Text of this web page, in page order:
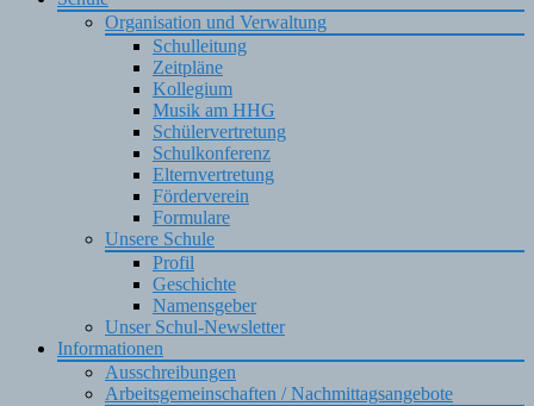
Organisation und Verwaltung
Schulleitung
Zeitpläne
Kollegium
Musik am HHG
Schülervertretung
Schulkonferenz
Elternvertretung
Förderverein
Formulare
Unsere Schule
Profil
Geschichte
Namensgeber
Unser Schul-Newsletter
Informationen
Ausschreibungen
Arbeitsgemeinschaften / Nachmittagsangebote